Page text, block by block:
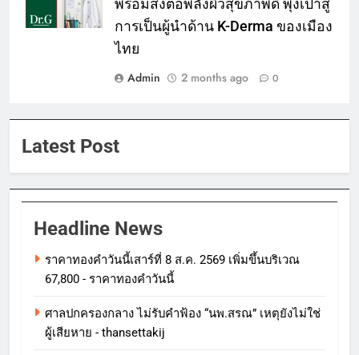
พร้อมส่งต่อพลังผิวสุขภาพดี พุ่งเป้าสู่
การเป็นผู้นำด้าน K-Derma ของเมือง
ไทย
Admin
2 months ago 0
Latest Post
Headline News
ราคาทองคําวันนี้เสาร์ที่ 8 ส.ค. 2569 เพิ่มขึ้นบริเวณ
67,800 - ราคาทองคําวันนี้
ศาลปกครองกลาง ไม่รับคำฟ้อง “นพ.สรณ” เหตุยังไม่ใช่
ผู้เสียหาย - thansettakij